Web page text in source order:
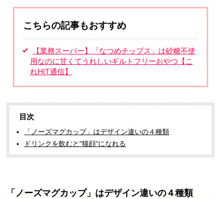
こちらの記事もおすすめ
【業務スーパー】「なつめチップス」は砂糖不使
用なのに甘くてうれしいギルトフリーおやつ【こ
れHIT通信】
目次
「ノーズマグカップ」はデザイン違いの４種類
ドリンクを飲むと“猫顔”になれる
「ノーズマグカップ」はデザイン違いの４種類